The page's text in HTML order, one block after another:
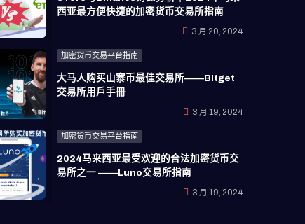
西亚最方便快捷的加密货币交易所指南
3 月 20, 2024
加密货币交易平台指南
大马人购买山寨币最佳交易所——Bitget
交易所用戶手冊
3 月 19, 2024
加密货币交易平台指南
2024马来西亚最受欢迎的合法加密货币交
易所之一 ——Luno交易所指南
3 月 19, 2024